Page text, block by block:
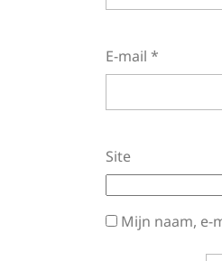
E-mail *
Site
Mijn naam, e-